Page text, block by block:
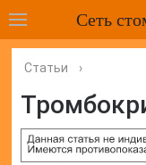
Сеть
Статьи ›